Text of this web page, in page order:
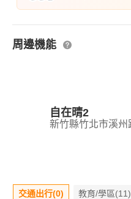
周邊機能
自在晴2
交通出行(0) 教育/學區(11)